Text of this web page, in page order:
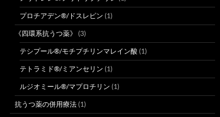
プロチアデン®/ドスレピン (1)
《四環系抗うつ薬》 (3)
テシプール®/モチプチリンマレイン酸 (1)
テトラミド®/ミアンセリン (1)
ルジオミール®/マプロチリン (1)
抗うつ薬の併用療法 (1)